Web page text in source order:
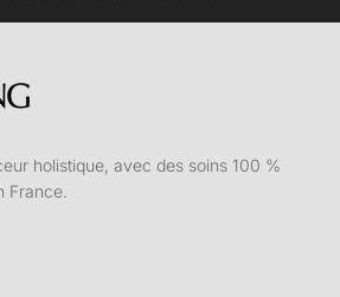
holistique, avec des soins 100 %
France.